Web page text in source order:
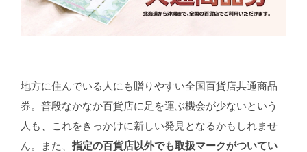
地方に住んでいる人にも贈りやすい全国百貨店共通商品
券。普段なかなか百貨店に足を運ぶ機会が少ないという
人も、これをきっかけに新しい発見となるかもしれませ
ん。また、 指定の百貨店以外でも取扱マークがついてい